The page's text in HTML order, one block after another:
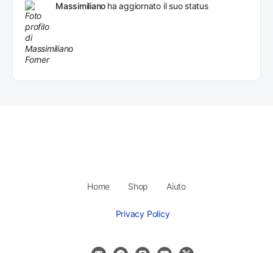
Massimiliano ha aggiornato il suo status
Home Shop Aiuto
Privacy Policy